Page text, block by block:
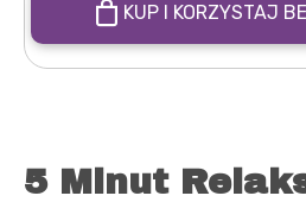
KUP I KORZYSTAJ
5 Minut